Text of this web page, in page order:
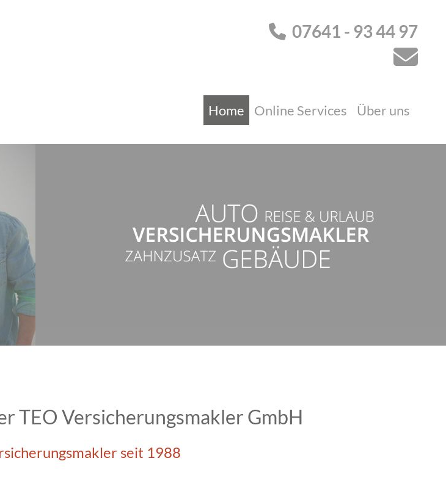
07641 - 93 44 97
Home Online Services Über uns
TEO Versicherungsmakler GmbH
seit 1988